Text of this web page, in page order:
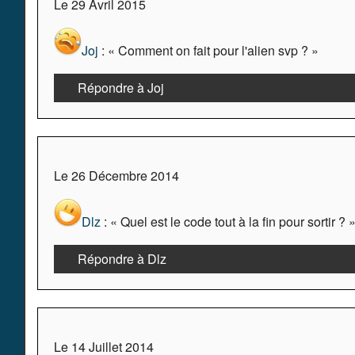
Le 29 Avril 2015
Joj : « Comment on fait pour l'alien svp ? »
Répondre à Joj
Le 26 Décembre 2014
Dlz : « Quel est le code tout à la fin pour sortir ? »
Répondre à Dlz
Le 14 Juillet 2014